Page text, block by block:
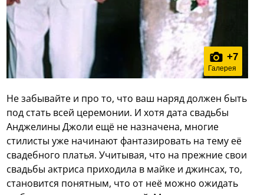
+7
Галерея
Не забывайте и про то, что ваш наряд должен быть
под стать всей церемонии. И хотя дата свадьбы
Анджелины Джоли ещё не назначена, многие
стилисты уже начинают фантазировать на тему её
свадебного платья. Учитывая, что на прежние свои
свадьбы актриса приходила в майке и джинсах, то,
становится понятным, что от неё можно ожидать